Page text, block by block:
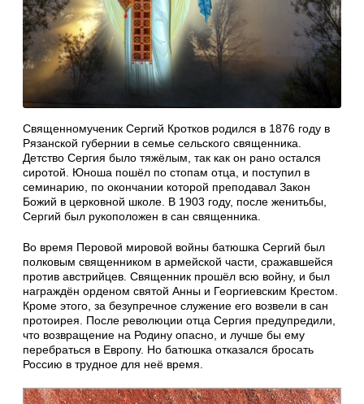
Священномученик Сергий Кротков родился в 1876 году в
Рязанской губернии в семье сельского священника.
Детство Сергия было тяжёлым, так как он рано остался
сиротой. Юноша пошёл по стопам отца, и поступил в
семинарию, по окончании которой преподавал Закон
Божий в церковной школе. В 1903 году, после женитьбы,
Сергий был рукоположен в сан священника.
Во время Перовой мировой войны батюшка Сергий был
полковым священником в армейской части, сражавшейся
против австрийцев. Священник прошёл всю войну, и был
награждён орденом святой Анны и Георгиевским Крестом.
Кроме этого, за безупречное служение его возвели в сан
протоирея. После революции отца Сергия предупредили,
что возвращение на Родину опасно, и лучше бы ему
перебраться в Европу. Но батюшка отказался бросать
Россию в трудное для неё время.